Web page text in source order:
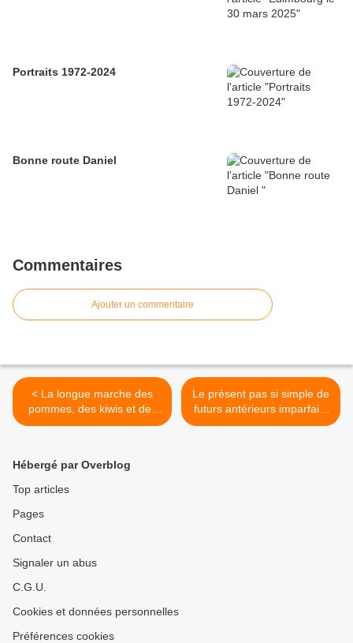
Portraits 1972-2024
Bonne route Daniel
Commentaires
Ajouter un commentaire
< La longue marche des
pommes, des kiwis et des
autres fruits et légumes de
d’ailleurs.
Le présent pas si simple de
futurs antérieurs imparfaits
pour les fruits et légumes
Hébergé par Overblog
Top articles
Pages
Contact
Signaler un abus
C.G.U.
Cookies et données personnelles
Préférences cookies